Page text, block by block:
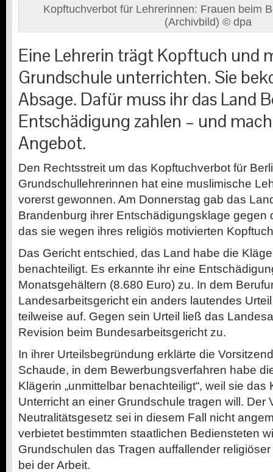
Kopftuchverbot für Lehrerinnen: Frauen beim
(Archivbild) © dpa
Eine Lehrerin trägt Kopftuch und
Grundschule unterrichten. Sie
Absage. Dafür muss ihr das Land
Entschädigung zahlen – und
Angebot.
Den Rechtsstreit um das Kopftuchverbot für
Grundschullehrerinnen hat eine muslimische
vorerst gewonnen. Am Donnerstag gab das
Brandenburg ihrer Entschädigungsklage gegen
das sie wegen ihres religiös motivierten
Das Gericht entschied, das Land habe die
benachteiligt. Es erkannte ihr eine
Monatsgehältern (8.680 Euro) zu. In dem
Landesarbeitsgericht ein anders lautendes
teilweise auf. Gegen sein Urteil ließ das
Revision beim Bundesarbeitsgericht zu.
In ihrer Urteilsbegründung erklärte die
Schaude, in dem Bewerbungsverfahren habe
Klägerin „unmittelbar benachteiligt“, weil sie das
Unterricht an einer Grundschule tragen will. Der
Neutralitätsgesetz sei in diesem Fall nicht
verbietet bestimmten staatlichen Bediensteten
Grundschulen das Tragen auffallender
bei der Arbeit.